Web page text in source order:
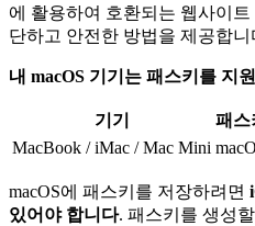
에 활용하여 호환되는 웹사이
단하고 안전한 방법을 제공합니
내 macOS 기기는 패스키를 지
기기
패스
MacBook / iMac / Mac Mini
macOS에 패스키를 저장하려면
있어야 합니다. 패스키를 생성